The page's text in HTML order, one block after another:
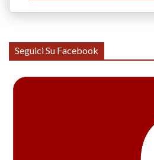
Seguici Su Facebook